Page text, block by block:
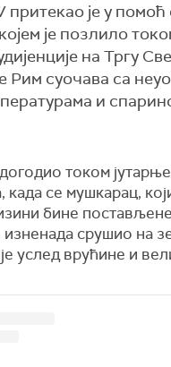
је у помоћ
је позлило
на Тргу
Рим суочава са
и
током
када се мушкарац,
бине
изненада срушио на
услед врућине и